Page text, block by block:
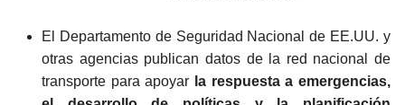
El Departamento de Seguridad Nacional de EE.UU. y
otras agencias publican datos de la red nacional de
transporte para apoyar la respuesta a emergencias,